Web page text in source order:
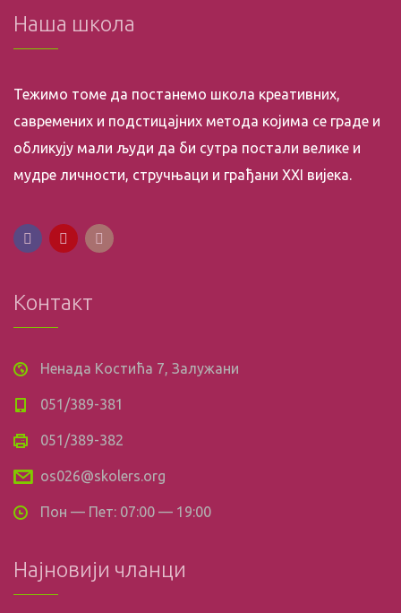
Наша школа
Тежимо томе да постанемо школа креативних,
савремених и подстицајних метода којима се граде и
обликују мали људи да би сутра постали велике и
мудре личности, стручњаци и грађани XXI вијека.
Контакт
Ненада Костића 7, Залужани
051/389-381
051/389-382
os026@skolers.org
Пон — Пет: 07:00 — 19:00
Најновији чланци